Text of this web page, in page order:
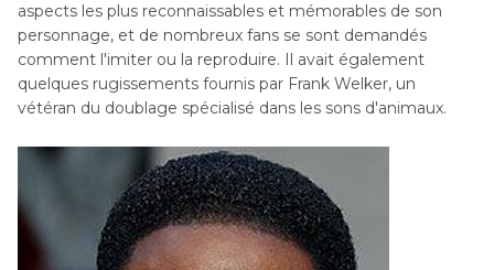
aspects les plus reconnaissables et mémorables de son
personnage, et de nombreux fans se sont demandés
comment l'imiter ou la reproduire. Il avait également
quelques rugissements fournis par Frank Welker, un
vétéran du doublage spécialisé dans les sons d'animaux.